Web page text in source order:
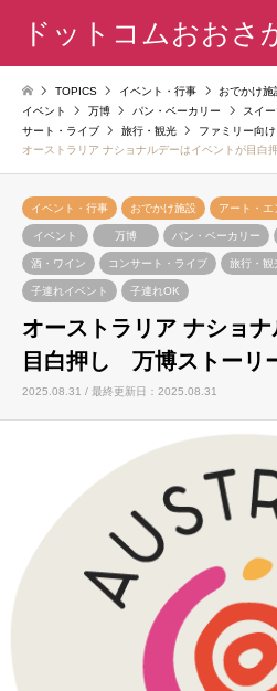
ドットコムおおさ
TOPICS イベント・行事 おでかけ施
イベント
万博 パン・ベーカリー スイ
サート・ライブ
旅行・観光 ファミリー向け
オーストラリア ナショナルデーはイベントが目
イベント・行事 おでかけ施設 アート・エ
イベント 万博 パン・ベーカリー
酒・ワイン コンサート・ライブ 旅行・観
子連れイベント 子連れOK
オーストラリア ナショ
目白押し 万博ストーリ
2025.08.31 / 最終更新日：2025.08.31